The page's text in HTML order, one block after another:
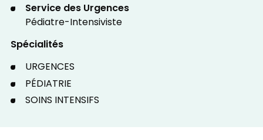
Service des Urgences
Pédiatre-Intensiviste
Spécialités
URGENCES
PÉDIATRIE
SOINS INTENSIFS